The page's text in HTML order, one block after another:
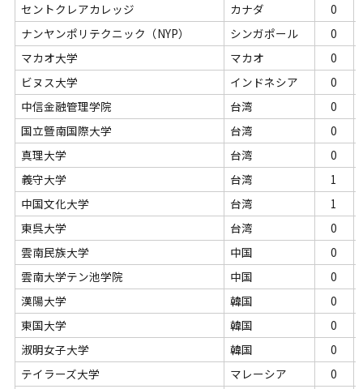
セントクレアカレッジ
カナダ
0
ナンヤンポリテクニック（NYP）
シンガポール
0
マカオ大学
マカオ
0
ビヌス大学
インドネシア
0
中信金融管理学院
台湾
0
国立曁南国際大学
台湾
0
真理大学
台湾
0
義守大学
台湾
1
中国文化大学
台湾
1
東呉大学
台湾
0
雲南民族大学
中国
0
雲南大学テン池学院
中国
0
漢陽大学
韓国
0
東国大学
韓国
0
淑明女子大学
韓国
0
テイラーズ大学
マレーシア
0